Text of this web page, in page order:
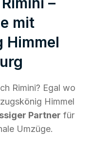
mit
Himmel
Rimini? Egal wo
Himmel
Partner für
Umzüge.